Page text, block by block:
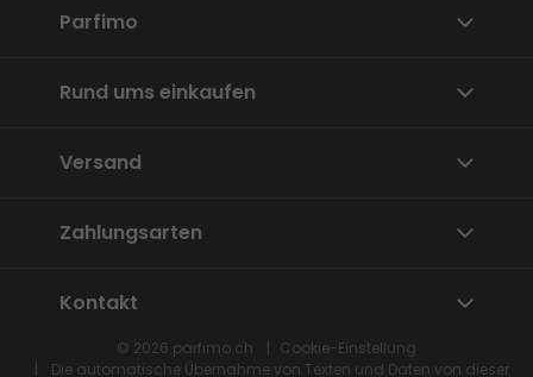
Parfimo
Rund ums einkaufen
Versand
Zahlungsarten
Kontakt
© 2026 parfimo.ch
Cookie-Einstellung
Die automatische Übernahme von Texten und Daten von dieser